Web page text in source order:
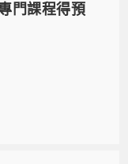
門課程得預